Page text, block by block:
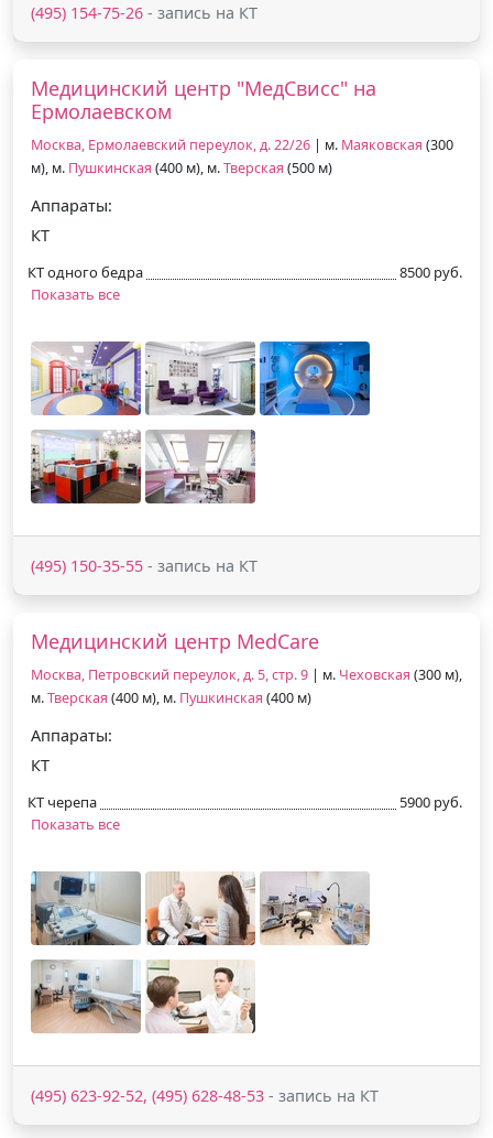
(495) 154-75-26 - запись на КТ
Медицинский центр "МедСвисс" на
Ермолаевском
Москва, Ермолаевский переулок, д. 22/26 | м. Маяковская (300
м), м. Пушкинская (400 м), м.Тверская (500 м)
Аппараты:
КТ
КТ одного бедра
8500 руб.
Показать все
(495) 150-35-55 - запись на КТ
Медицинский центр MedCare
Москва, Петровский переулок, д. 5, стр. 9 | м. Чеховская (300 м),
м.Тверская (400 м), м. Пушкинская (400 м)
Аппараты:
КТ
КТ черепа
5900 руб.
Показать все
(495) 623-92-52, (495) 628-48-53 - запись на КТ